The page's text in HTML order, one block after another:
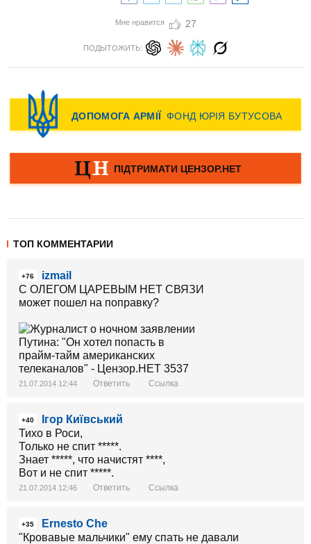
Мне нравится 27
ПОДЫТОЖИТЬ:
ТОП КОММЕНТАРИИ
+76
izmail
С ОЛЕГОМ ЦАРЕВЫМ НЕТ СВЯЗИ
может пошел на поправку?
21.07.2014 12:44 Ответить Ссылка
+40
Ігор Київський
Тихо в Роси,
Только не спит *****.
Знает *****, что начистят ****,
Вот и не спит *****.
21.07.2014 12:46 Ответить Ссылка
+35
Ernesto Che
"Кровавые мальчики" ему спать не давали